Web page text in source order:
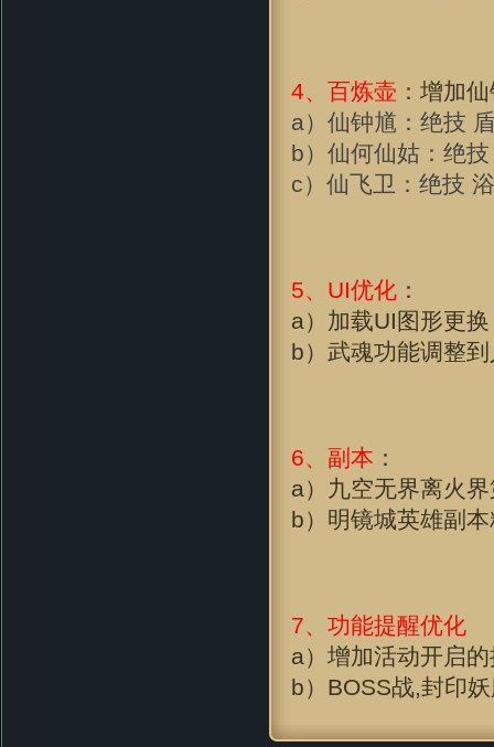
4、百炼壶 ：增加
a）仙钟馗：绝技
b）仙何仙姑：绝
c）仙飞卫：绝技
5、UI优化 ：
a）加载UI图形更换
b）武魂功能调整
6、副本 ：
a）九空无界离火
b）明镜城英雄副
7、功能提醒优化
a）增加活动开启
b）BOSS战,封印